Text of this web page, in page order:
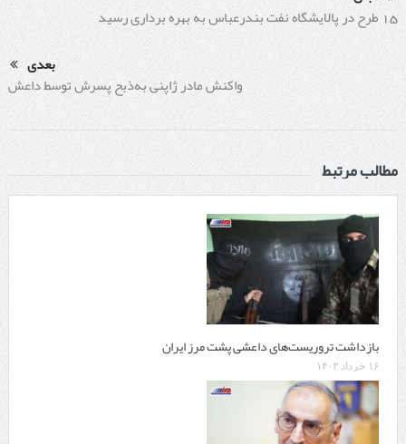
15 طرح در پالایشگاه نفت بندرعباس به بهره برداری رسید
بعدی
واکنش مادر ژاپنی به‌ذبح پسرش توسط داعش
مطالب مرتبط
بازداشت تروریست‌های داعشی پشت مرز ایران
۱۶ خرداد ۱۴۰۳